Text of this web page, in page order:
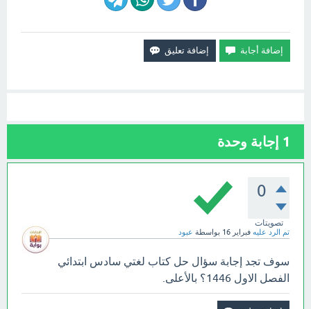
1 إجابة وحدة
0
تصويتات
تم الرد عليه فبراير 16 بواسطة عبود
سوف تجد إجابة سؤال حل كتاب لغتي سادس ابتدائي
الفصل الاول 1446؟ بالأعلى.